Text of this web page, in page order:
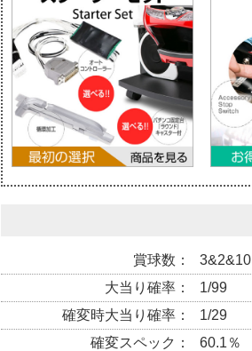
賞球数
3&2&10
大当り確率
1/99
確変時大当り確率
1/29
確変スペック
60.1％